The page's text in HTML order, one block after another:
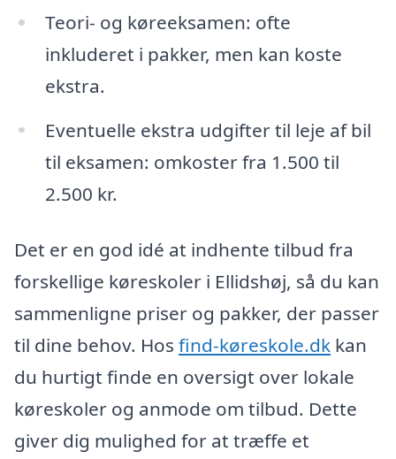
Teori- og køreeksamen: ofte
inkluderet i pakker, men kan koste
ekstra.
Eventuelle ekstra udgifter til leje af bil
til eksamen: omkoster fra 1.500 til
2.500 kr.
Det er en god idé at indhente tilbud fra
forskellige køreskoler i Ellidshøj, så du kan
sammenligne priser og pakker, der passer
til dine behov. Hos find-køreskole.dk kan
du hurtigt finde en oversigt over lokale
køreskoler og anmode om tilbud. Dette
giver dig mulighed for at træffe et